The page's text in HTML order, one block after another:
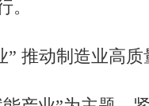
。
” 推动制造业高质